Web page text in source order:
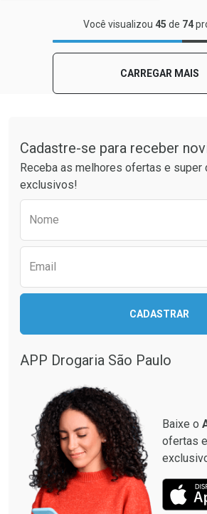
FECHAR
Laboratório
Comprar sem Desconto
Por R$ 27,29/cada
FECHAR
Por Menos
Comprar sem Desconto
Por R$ 27,29/cada
Você visualizou 45 de 74
CARREGAR MAIS
Cadastre-se para receber
Receba as melhores ofertas e super
exclusivos!
Nome
Email
CADASTRAR
APP Drogaria São Paulo
Baixe o
ofertas